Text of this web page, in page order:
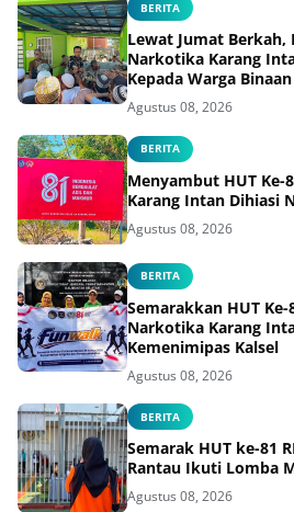
BERITA
Lewat Jumat Berkah,
Narkotika Karang
Kepada Warga Binaan
Agustus 08, 2026
BERITA
Menyambut HUT Ke-
Karang Intan Dihiasi
Agustus 08, 2026
BERITA
Semarakkan HUT Ke-
Narkotika Karang
Kemenimipas Kalsel
Agustus 08, 2026
BERITA
Semarak HUT ke-81
Rantau Ikuti Lomba
Agustus 08, 2026